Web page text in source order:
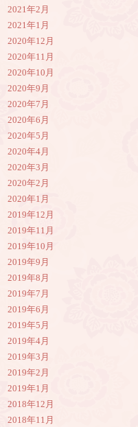
2021年2月
2021年1月
2020年12月
2020年11月
2020年10月
2020年9月
2020年7月
2020年6月
2020年5月
2020年4月
2020年3月
2020年2月
2020年1月
2019年12月
2019年11月
2019年10月
2019年9月
2019年8月
2019年7月
2019年6月
2019年5月
2019年4月
2019年3月
2019年2月
2019年1月
2018年12月
2018年11月